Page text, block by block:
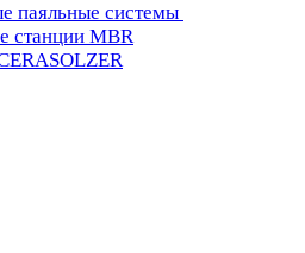
паяльные системы
станции MBR